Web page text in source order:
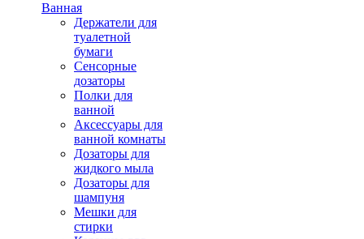
Ванная
Держатели для
туалетной
бумаги
Сенсорные
дозаторы
Полки для
ванной
Аксессуары для
ванной комнаты
Дозаторы для
жидкого мыла
Дозаторы для
шампуня
Мешки для
стирки